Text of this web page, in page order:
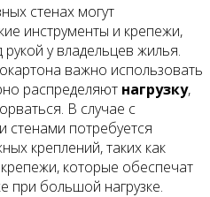
стенах могут
инструменты и крепежи,
у владельцев жилья.
важно использовать
распределяют нагрузку,
В случае с
потребуется
креплений, таких как
которые обеспечат
при большой нагрузке.